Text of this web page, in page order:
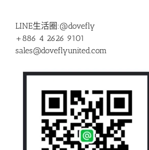
LINE生活圈:@dovefly
+886 4 2626 9101
sales@doveflyunited.com